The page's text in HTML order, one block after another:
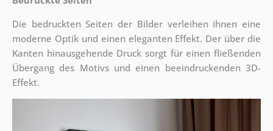
Die bedruckten Seiten der Bilder verleihen ihnen eine
moderne Optik und einen eleganten Effekt. Der über die
Kanten hinausgehende Druck sorgt für einen fließenden
Übergang des Motivs und einen beeindruckenden 3D-
Effekt.